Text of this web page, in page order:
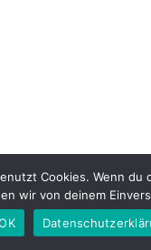
Cookies. Wenn du
wir von deinem